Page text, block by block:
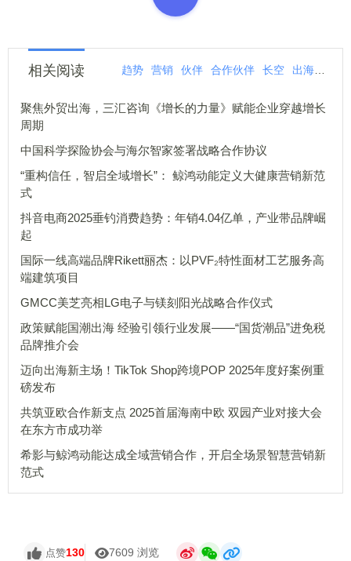
相关阅读 趋势 营销 伙伴 合作伙伴 长空 出海
聚焦外贸出海，三汇咨询《增长的力量》赋能企业穿越增长
周期
中国科学探险协会与海尔智家签署战略合作协议
“重构信任，智启全域增长”： 鲸鸿动能定义大健康营销新范
式
抖音电商2025垂钓消费趋势：年销4.04亿单，产业带品牌崛
起
国际一线高端品牌Rikett丽杰：以PVF₂特性面材工艺服务高
端建筑项目
GMCC美芝亮相LG电子与镁刻阳光战略合作仪式
政策赋能国潮出海 经验引领行业发展——“国货潮品”进免税
品牌推介会
迈向出海新主场！TikTok Shop跨境POP 2025年度好案例重
磅发布
共筑亚欧合作新支点 2025首届海南中欧 双园产业对接大会
在东方市成功举
希影与鲸鸿动能达成全域营销合作，开启全场景智慧营销新
范式
点赞130 7609 浏览